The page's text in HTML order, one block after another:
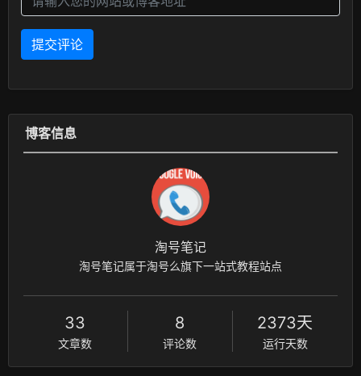
提交评论
博客信息
淘号笔记
淘号笔记属于淘号么旗下一站式教程站点
33
文章数
8
评论数
2373天
运行天数